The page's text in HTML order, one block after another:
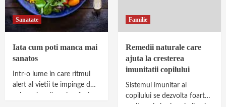
Sanatate
Iata cum poti manca mai
sanatos
Intr-o lume in care ritmul
alert al vietii te impinge de
Familie
Remedii naturale care
ajuta la cresterea
imunitatii copilului
Sistemul imunitar al
copilului se dezvolta foarte